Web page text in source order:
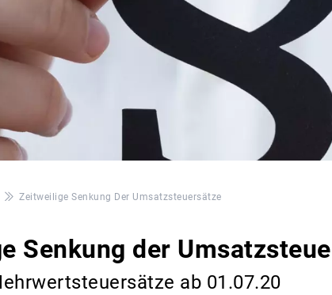
Zeitweilige Senkung Der Umsatzsteuersätze
Senkung der
ab 01.07.20